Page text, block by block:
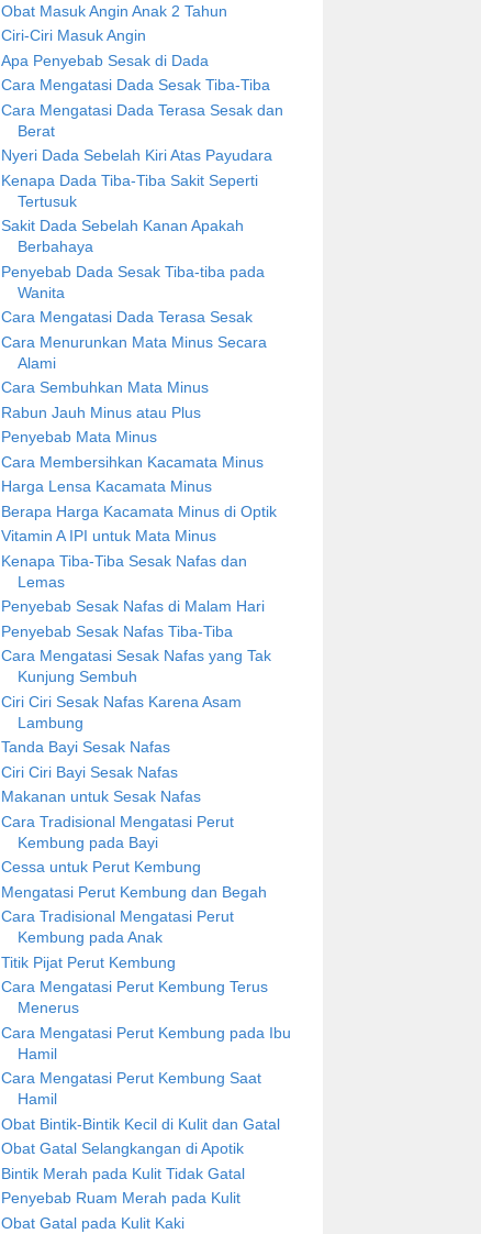
Obat Masuk Angin Anak 2 Tahun
Ciri-Ciri Masuk Angin
Apa Penyebab Sesak di Dada
Cara Mengatasi Dada Sesak Tiba-Tiba
Cara Mengatasi Dada Terasa Sesak dan
Berat
Nyeri Dada Sebelah Kiri Atas Payudara
Kenapa Dada Tiba-Tiba Sakit Seperti
Tertusuk
Sakit Dada Sebelah Kanan Apakah
Berbahaya
Penyebab Dada Sesak Tiba-tiba pada
Wanita
Cara Mengatasi Dada Terasa Sesak
Cara Menurunkan Mata Minus Secara
Alami
Cara Sembuhkan Mata Minus
Rabun Jauh Minus atau Plus
Penyebab Mata Minus
Cara Membersihkan Kacamata Minus
Harga Lensa Kacamata Minus
Berapa Harga Kacamata Minus di Optik
Vitamin A IPI untuk Mata Minus
Kenapa Tiba-Tiba Sesak Nafas dan
Lemas
Penyebab Sesak Nafas di Malam Hari
Penyebab Sesak Nafas Tiba-Tiba
Cara Mengatasi Sesak Nafas yang Tak
Kunjung Sembuh
Ciri Ciri Sesak Nafas Karena Asam
Lambung
Tanda Bayi Sesak Nafas
Ciri Ciri Bayi Sesak Nafas
Makanan untuk Sesak Nafas
Cara Tradisional Mengatasi Perut
Kembung pada Bayi
Cessa untuk Perut Kembung
Mengatasi Perut Kembung dan Begah
Cara Tradisional Mengatasi Perut
Kembung pada Anak
Titik Pijat Perut Kembung
Cara Mengatasi Perut Kembung Terus
Menerus
Cara Mengatasi Perut Kembung pada Ibu
Hamil
Cara Mengatasi Perut Kembung Saat
Hamil
Obat Bintik-Bintik Kecil di Kulit dan Gatal
Obat Gatal Selangkangan di Apotik
Bintik Merah pada Kulit Tidak Gatal
Penyebab Ruam Merah pada Kulit
Obat Gatal pada Kulit Kaki